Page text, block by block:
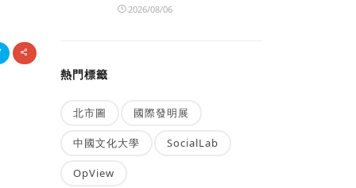
2026/08/06
熱門標籤
北市圖 國際發明展
中國文化大學 SocialLab
OpView